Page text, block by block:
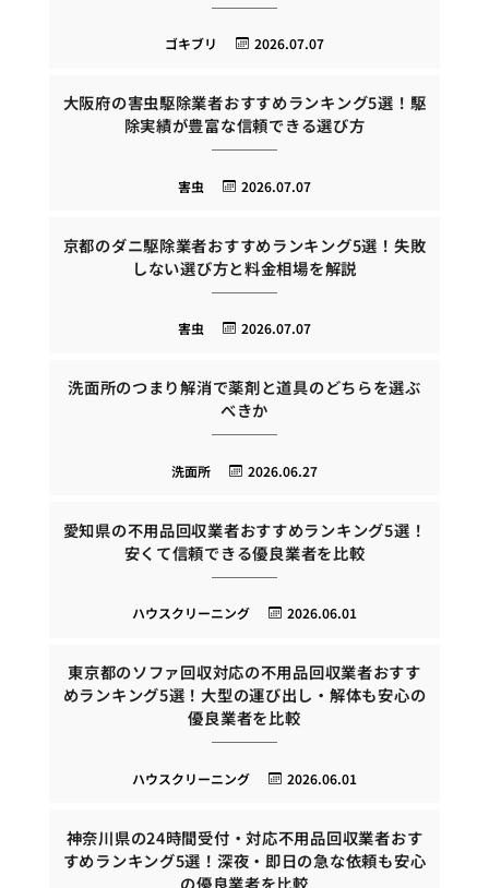
2026.07.07
ゴキブリ
大阪府の害虫駆除業者おすすめランキング5選！駆
除実績が豊富な信頼できる選び方
2026.07.07
害虫
京都のダニ駆除業者おすすめランキング5選！失敗
しない選び方と料金相場を解説
2026.07.07
害虫
洗面所のつまり解消で薬剤と道具のどちらを選ぶ
べきか
2026.06.27
洗面所
愛知県の不用品回収業者おすすめランキング5選！
安くて信頼できる優良業者を比較
2026.06.01
ハウスクリーニング
東京都のソファ回収対応の不用品回収業者おすす
めランキング5選！大型の運び出し・解体も安心の
優良業者を比較
2026.06.01
ハウスクリーニング
神奈川県の24時間受付・対応不用品回収業者おす
すめランキング5選！深夜・即日の急な依頼も安心
の優良業者を比較